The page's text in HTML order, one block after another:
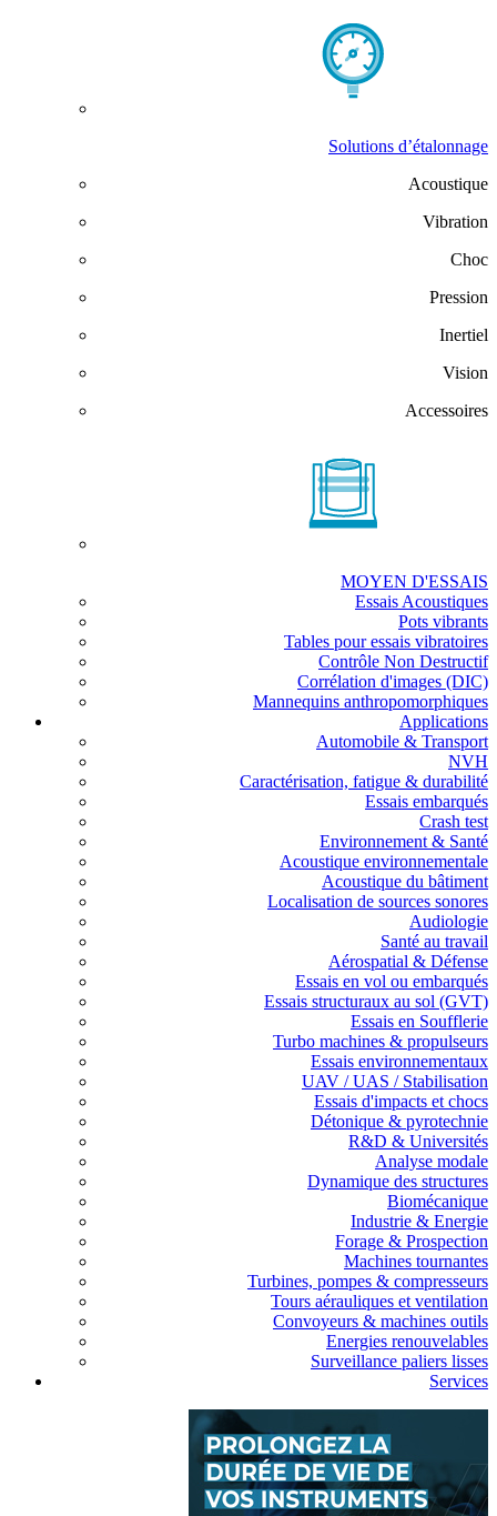
Solutions d’étalonnage
Acoustique
Vibration
Choc
Pression
Inertiel
Vision
Accessoires
MOYEN D'ESSAIS
Essais Acoustiques
Pots vibrants
Tables pour essais vibratoires
Contrôle Non Destructif
Corrélation d'images (DIC)
Mannequins anthropomorphiques
Applications
Automobile & Transport
NVH
Caractérisation, fatigue & durabilité
Essais embarqués
Crash test
Environnement & Santé
Acoustique environnementale
Acoustique du bâtiment
Localisation de sources sonores
Audiologie
Santé au travail
Aérospatial & Défense
Essais en vol ou embarqués
Essais structuraux au sol (GVT)
Essais en Soufflerie
Turbo machines & propulseurs
Essais environnementaux
UAV / UAS / Stabilisation
Essais d'impacts et chocs
Détonique & pyrotechnie
R&D & Universités
Analyse modale
Dynamique des structures
Biomécanique
Industrie & Energie
Forage & Prospection
Machines tournantes
Turbines, pompes & compresseurs
Tours aérauliques et ventilation
Convoyeurs & machines outils
Energies renouvelables
Surveillance paliers lisses
Services